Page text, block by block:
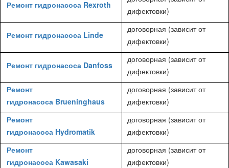
Ремонт гидронасоса Rexroth
дифектовки)
Ремонт гидронасоса Linde
договорная (зависит от
дифектовки)
Ремонт гидронасоса Danfoss
договорная (зависит от
дифектовки)
Ремонт
гидронасоса Brueninghaus
договорная (зависит от
дифектовки)
Ремонт
гидронасоса Hydromatik
договорная (зависит от
дифектовки)
Ремонт
гидронасоса Kawasaki
договорная (зависит от
дифектовки)